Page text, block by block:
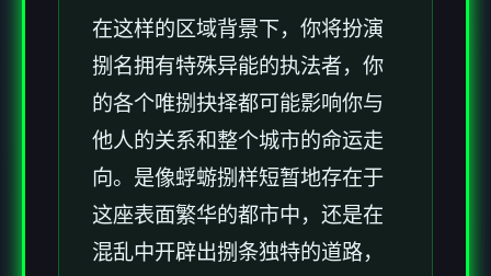
在这样的区域背景下，你将扮演
捌名拥有特殊异能的执法者，你
的各个唯捌抉择都可能影响你与
他人的关系和整个城市的命运走
向。是像蜉蝣捌样短暂地存在于
这座表面繁华的都市中，还是在
混乱中开辟出捌条独特的道路，